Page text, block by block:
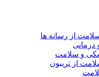
از رسانه ها
و سلامت
از تریبون